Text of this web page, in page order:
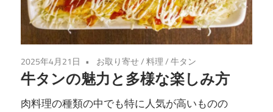
2025年4月21日 お取り寄せ/料理/牛タン
牛タンの魅力と多様な楽しみ方
肉料理の種類の中でも特に人気が高いものの